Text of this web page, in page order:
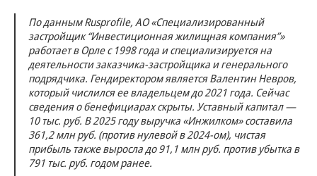
По данным Rusprofile, АО «Специализированный
застройщик “Инвестиционная жилищная компания”»
работает в Орле с 1998 года и специализируется на
деятельности заказчика-застройщика и генерального
подрядчика. Гендиректором является Валентин Невров,
который числился ее владельцем до 2021 года. Сейчас
сведения о бенефициарах скрыты. Уставный капитал —
10 тыс. руб. В 2025 году выручка «Инжилком» составила
361,2 млн руб. (против нулевой в 2024-ом), чистая
прибыль также выросла до 91,1 млн руб. против убытка в
791 тыс. руб. годом ранее.